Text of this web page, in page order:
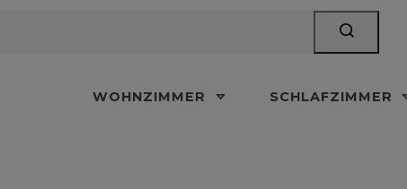
WOHNZIMMER SCHLAFZIMMER